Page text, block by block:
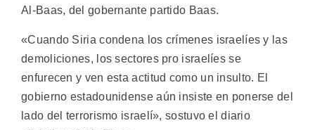
Al-Baas, del gobernante partido Baas.
«Cuando Siria condena los crímenes israelíes y las
demoliciones, los sectores pro israelíes se
enfurecen y ven esta actitud como un insulto. El
gobierno estadounidense aún insiste en ponerse del
lado del terrorismo israelí», sostuvo el diario